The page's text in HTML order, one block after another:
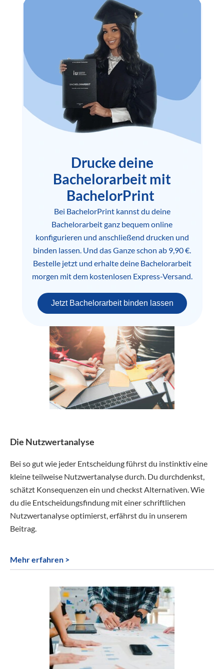
Drucke deine
Bachelorarbeit mit
BachelorPrint
Bei BachelorPrint kannst du deine
Bachelorarbeit ganz bequem online
konfigurieren und anschließend drucken und
binden lassen. Und das Ganze schon ab 9,90 €.
Bestelle jetzt und erhalte deine Bachelorarbeit
morgen mit dem kostenlosen Express-Versand.
Jetzt Bachelorarbeit binden lassen
Die Nutzwertanalyse
Bei so gut wie jeder Entscheidung führst du instinktiv eine
kleine teilweise Nutzwertanalyse durch. Du durchdenkst,
schätzt Konsequenzen ein und checkst Alternativen. Wie
du die Entscheidungsfindung mit einer schriftlichen
Nutzwertanalyse optimierst, erfährst du in unserem
Beitrag.
Mehr erfahren >